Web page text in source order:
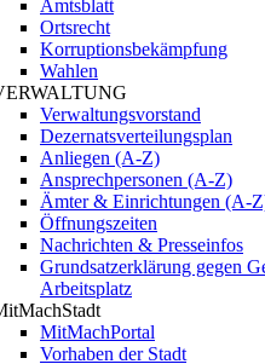
Amtsblatt
Ortsrecht
Korruptionsbekämpfung
Wahlen
Verwaltungsvorstand
Dezernatsverteilungsplan
Anliegen (A-Z)
Ansprechpersonen (A-Z)
Ämter & Einrichtungen (A-
Öffnungszeiten
Nachrichten & Presseinfos
Grundsatzerklärung gegen
Arbeitsplatz
MitMachPortal
Vorhaben der Stadt